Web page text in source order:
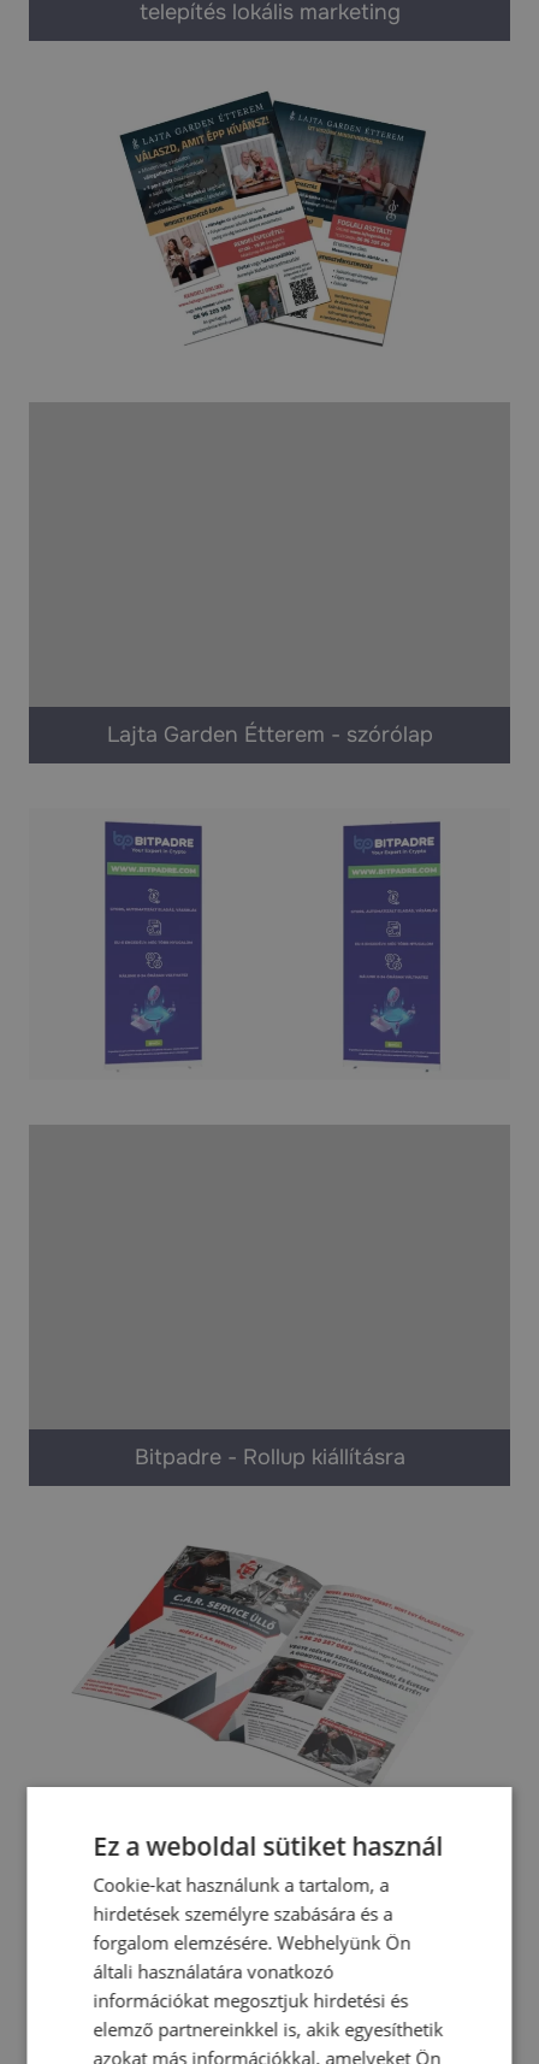
telepítés lokális marketing
Lajta Garden Étterem - szórólap
Bitpadre - Rollup kiállításra
Ez a weboldal sütiket használ
Cookie-kat használunk a tartalom, a
hirdetések személyre szabására és a
forgalom elemzésére. Webhelyünk Ön
általi használatára vonatkozó
információkat megosztjuk hirdetési és
elemző partnereinkkel is, akik egyesíthetik
azokat más információkkal, amelyeket Ön